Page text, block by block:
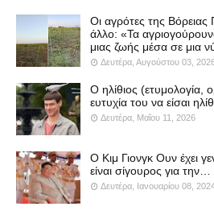
Οι αγρότες της Βόρειας
άλλο: «Τα
μιας ζωής μέσα σε μια
Δευτέρα, Αυγούστου 03,
Ο ηλίθιος (ετυμολογία,
ευτυχία του να είσαι
Δευτέρα, Μαΐου 11, 2026
Ο Κιμ Γιονγκ Ουν έχει
είναι σίγουρος για την…
Δευτέρα, Ιανουαρίου 08,